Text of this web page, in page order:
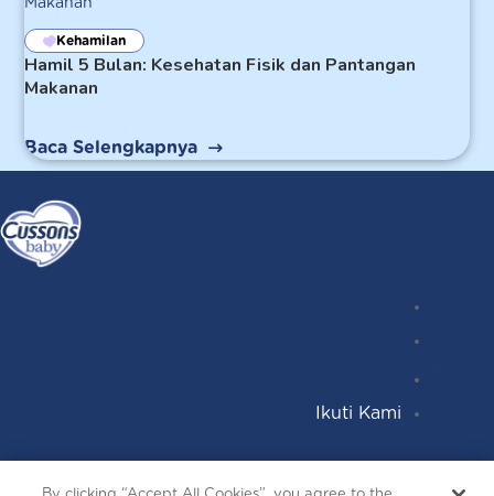
Hamil 5 Bulan: Kesehatan Fisik dan Pantangan
Makanan
Kehamilan
Baca Selengkapnya
Ikuti Kami